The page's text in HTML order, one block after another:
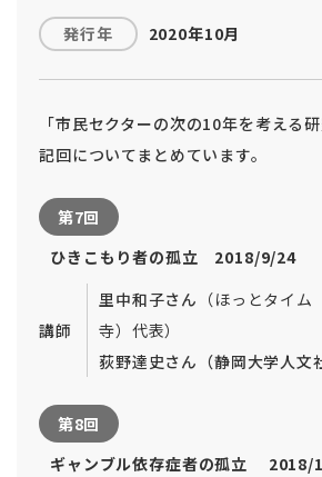
発行年 2020年10月
「市民セクターの次の10年を考える
記回についてまとめています。
第7回
ひきこもり者の孤立 2018/9/24
講師
里中和子さん （ほっとタイム
寺）代表）
荻野達史さん（静岡大学人文
第8回
ギャンブル依存症者の孤立 2018/